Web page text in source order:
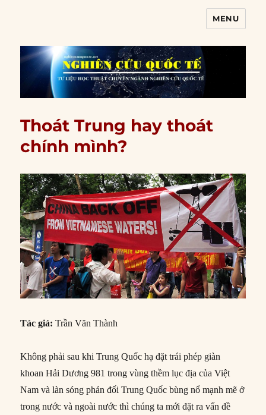
MENU
Thoát Trung hay thoát
chính mình?
Tác giả:Trần Văn Thành
Không phải sau khi Trung Quốc hạ đặt trái phép giàn
khoan Hải Dương 981 trong vùng thềm lục địa của Việt
Nam và làn sóng phản đối Trung Quốc bùng nổ mạnh mẽ ở
trong nước và ngoài nước thì chúng ta mới đặt ra vấn đề